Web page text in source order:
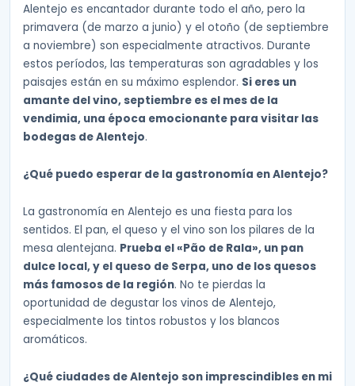
Alentejo es encantador durante todo el año, pero la
primavera (de marzo a junio) y el otoño (de septiembre
a noviembre) son especialmente atractivos. Durante
estos períodos, las temperaturas son agradables y los
paisajes están en su máximo esplendor. Si eres un
amante del vino, septiembre es el mes de la
vendimia, una época emocionante para visitar las
bodegas de Alentejo.
¿Qué puedo esperar de la gastronomía en Alentejo?
La gastronomía en Alentejo es una fiesta para los
sentidos. El pan, el queso y el vino son los pilares de la
mesa alentejana. Prueba el «Pão de Rala», un pan
dulce local, y el queso de Serpa, uno de los quesos
más famosos de la región. No te pierdas la
oportunidad de degustar los vinos de Alentejo,
especialmente los tintos robustos y los blancos
aromáticos.
¿Qué ciudades de Alentejo son imprescindibles en mi